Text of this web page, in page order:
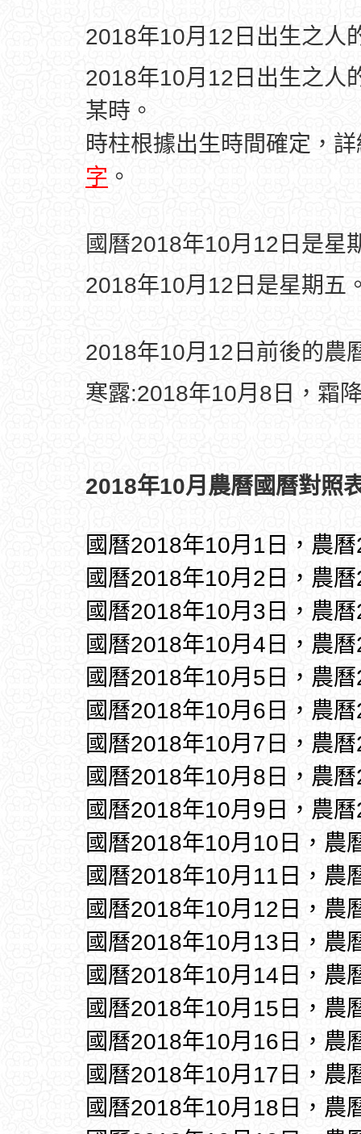
2018年10月12日出生之人
2018年10月12日出生之人
某時。
時柱根據出生時間確定，
字 。
國曆2018年10月12日是星
2018年10月12日是星期五
2018年10月12日前後的農
寒露:2018年10月8日，霜
2018年10月農曆國曆對照
國曆2018年10月1日，農
國曆2018年10月2日，農
國曆2018年10月3日，農
國曆2018年10月4日，農
國曆2018年10月5日，農
國曆2018年10月6日，農
國曆2018年10月7日，農
國曆2018年10月8日，農
國曆2018年10月9日，農
國曆2018年10月10日，農
國曆2018年10月11日，農
國曆2018年10月12日，農
國曆2018年10月13日，農
國曆2018年10月14日，農
國曆2018年10月15日，農
國曆2018年10月16日，農
國曆2018年10月17日，農
國曆2018年10月18日，農